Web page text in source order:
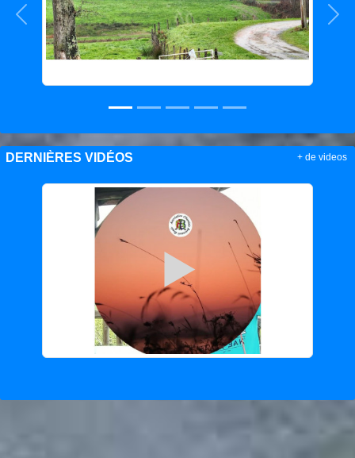
Précedent
DERNIÈRES VIDÉOS + de videos